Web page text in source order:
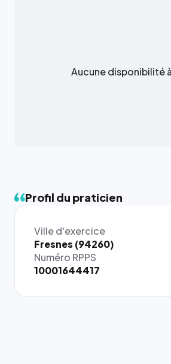
Aucune disponibilité
Profil du praticien
Ville d'exercice
Fresnes (94260)
Numéro RPPS
10001644417
{# 40×40
: la taille
rendue par
`.profile-